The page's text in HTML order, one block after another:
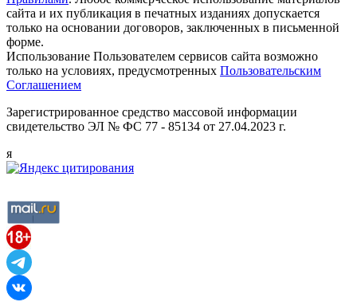
сайта и их публикация в печатных изданиях допускается
только на основании договоров, заключенных в письменной
форме.
Использование Пользователем сервисов сайта возможно
только на условиях, предусмотренных Пользовательским
Соглашением
Зарегистрированное средство массовой информации
свидетельство ЭЛ № ФС 77 - 85134 от 27.04.2023 г.
я